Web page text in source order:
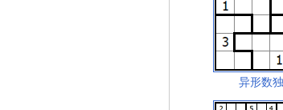
异形数独